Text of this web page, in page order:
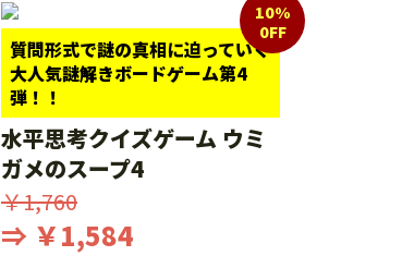
質問形式で謎の真相に迫っていく
大人気謎解きボードゲーム第4
弾！！
10%
0FF
水平思考クイズゲーム ウミ
ガメのスープ4
￥1,760
⇒ ￥1,584